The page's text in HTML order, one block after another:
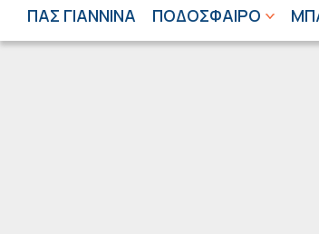
ΠΑΣ ΓΙΑΝΝΙΝΑ ΠΟΔΟΣΦΑΙΡΟ